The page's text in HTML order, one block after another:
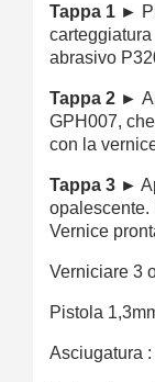
Tappa 1 ►
carteggiatura
abrasivo
Tappa 2 ►
GPH007,
con la
Tappa 3 ►
opalescente.
Vernice
Verniciare 3
Pistola
Asciugatura